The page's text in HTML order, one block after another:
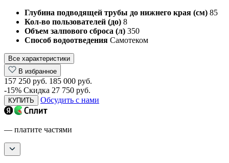
Глубина подводящей трубы до нижнего края (см) 85
Кол-во пользователей (до) 8
Объем залпового сброса (л) 350
Способ водоотведения Самотеком
Все характеристики
В избранное
157 250 руб. 185 000 руб.
-15% Скидка 27 750 руб.
КУПИТЬ Обсудить с нами
— платите частями